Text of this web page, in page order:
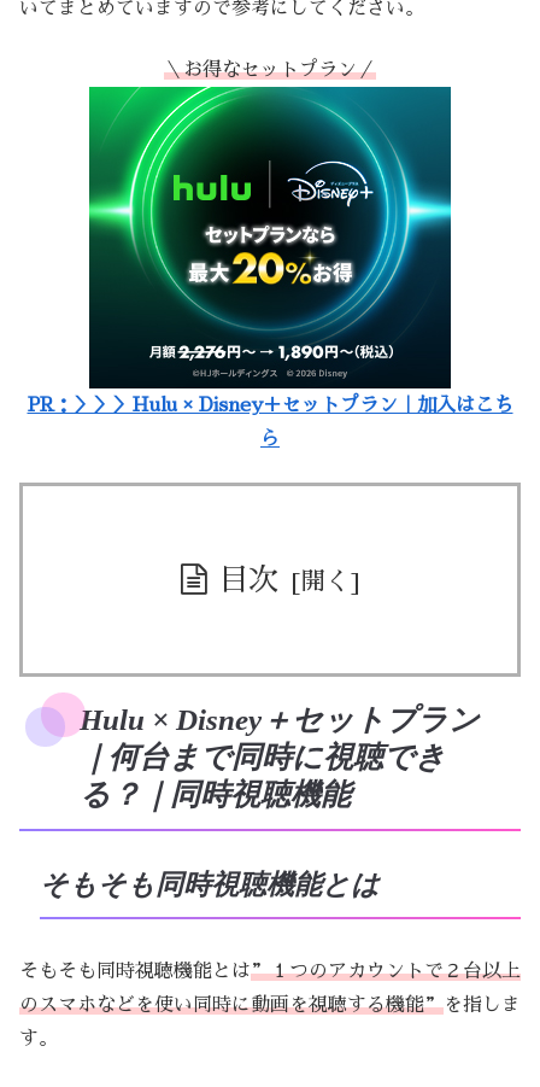
いてまとめていますので参考にしてください。
＼お得なセットプラン／
PR：＞＞＞Hulu × Disney＋セットプラン｜加入はこち
ら
目次
Hulu × Disney＋セットプラン
｜何台まで同時に視聴でき
る？｜同時視聴機能
そもそも同時視聴機能とは
そもそも同時視聴機能とは”１つのアカウントで２台以上
のスマホなどを使い同時に動画を視聴する機能”を指しま
す。